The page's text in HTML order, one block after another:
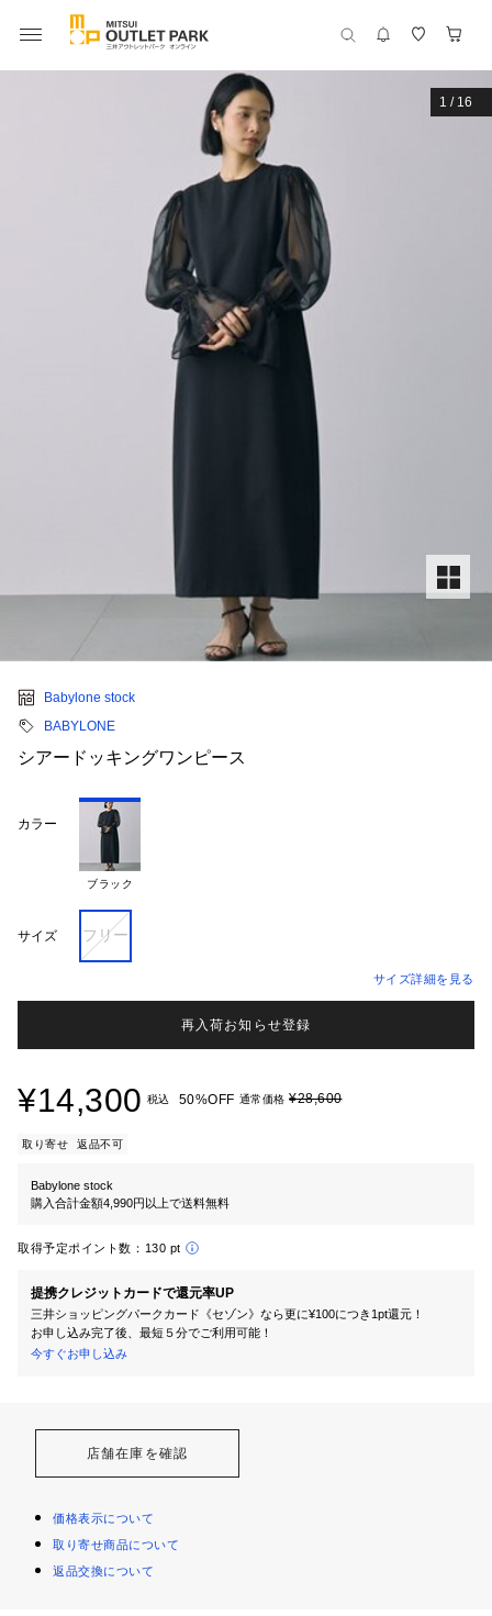
1 / 16
Babylone stock
BABYLONE
シアードッキングワンピース
カラー
ブラック
サイズ フリー
サイズ詳細を見る
再入荷お知らせ登録
¥14,300 税込 50%OFF 通常価格 ¥28,600
取り寄せ 返品不可
Babylone stock
購入合計金額4,990円以上で送料無料
取得予定ポイント数： 130 pt
提携クレジットカードで還元率UP
三井ショッピングパークカード《セゾン》なら更に¥100につき1pt還元！
お申し込み完了後、最短５分でご利用可能！
今すぐお申し込み
店舗在庫を確認
価格表示について
取り寄せ商品について
返品交換について